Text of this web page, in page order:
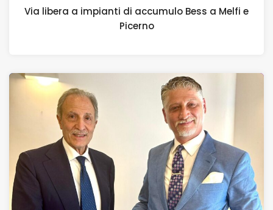
Via libera a impianti di accumulo Bess a Melfi e
Picerno